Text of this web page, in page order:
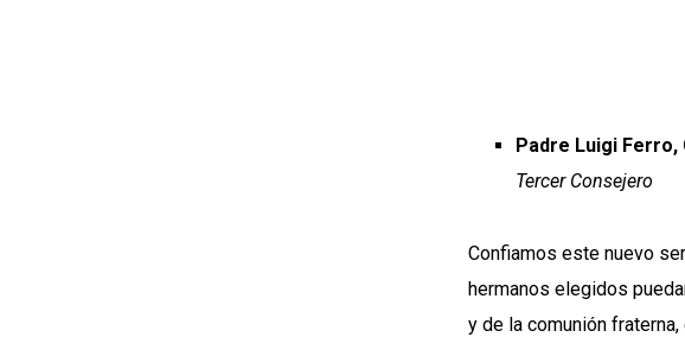
Padre Luigi Ferro,
Tercer Consejero
Confiamos este nuevo
hermanos elegidos
y de la comunión